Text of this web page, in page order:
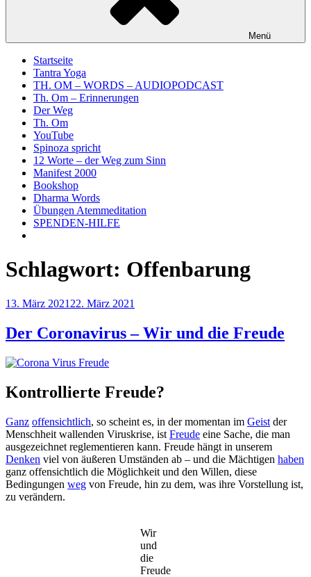
Menü
Startseite
Tantra Yoga
TH. OM – WORDS – AUDIOPODCAST
Th. Om – Erinnerungen
Der Weg
Th. Om
YouTube
Spinoza spricht
12 Worte – der Weg zum Sinn
Manifest 2000
Bookshop
Dharma Words
Übungen Atemmeditation
SPENDEN-HILFE
Schlagwort: Offenbarung
Veröffentlicht
13. März 2021 22. März 2021
Der Coronavirus – Wir und die Freude
Kontrollierte Freude?
Ganz offensichtlich, so scheint es, in der momentan im Geist der
Menschheit wallenden Viruskrise, ist Freude eine Sache, die man
ausgezeichnet reglementieren kann. Freude hängt in unserem
Denken viel von äußeren Umständen ab – und die Mächtigen haben
ganz offensichtlich die Möglichkeit und den Willen, diese
Bedingungen weg von Freude, hin zu dem, was ihre Vorstellung ist,
zu verändern.
Wir
und
die
Freude